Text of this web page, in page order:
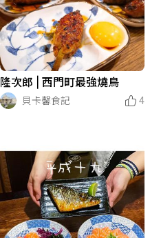
隆次郎 | 西門町最強燒鳥
貝卡馨食記
4